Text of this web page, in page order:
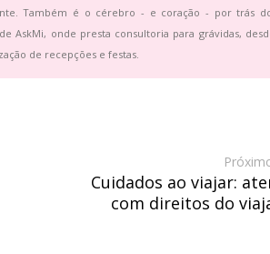
Também é o cérebro - e coração - por trás
AskMi, onde presta consultoria para grávidas,
de recepções e festas.
Cuidados ao viajar:
com direitos do